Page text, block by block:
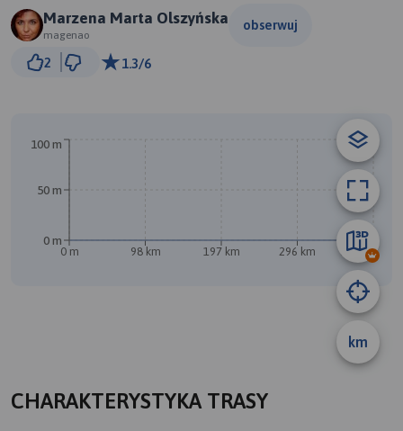
Marzena Marta Olszyńska
magenao
obserwuj
2 1.3/6
km
0 m 98 km 197 km 296 km 395 km
0 m
50 m
100 m
CHARAKTERYSTYKA TRASY